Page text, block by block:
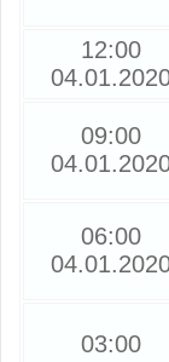
12:00
09:00
06:00
03:00